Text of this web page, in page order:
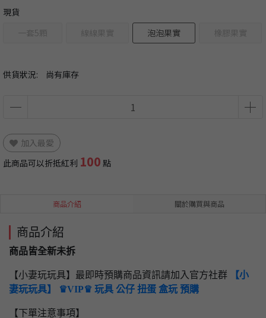
供貨狀況: 尚有庫存
現貨
一套5顆
線線果實 泡泡果實 橡膠果實
加入最愛
此商品可以折抵紅利 100 點
商品介紹 關於購買與商品
商品介紹
商品皆全新未拆
【小妻玩玩具】最即時預購商品資訊請加入官方社群
【小
妻玩玩具】 ♛VIP♛ 玩具 公仔 扭蛋 盒玩 預購
【下單注意事項】